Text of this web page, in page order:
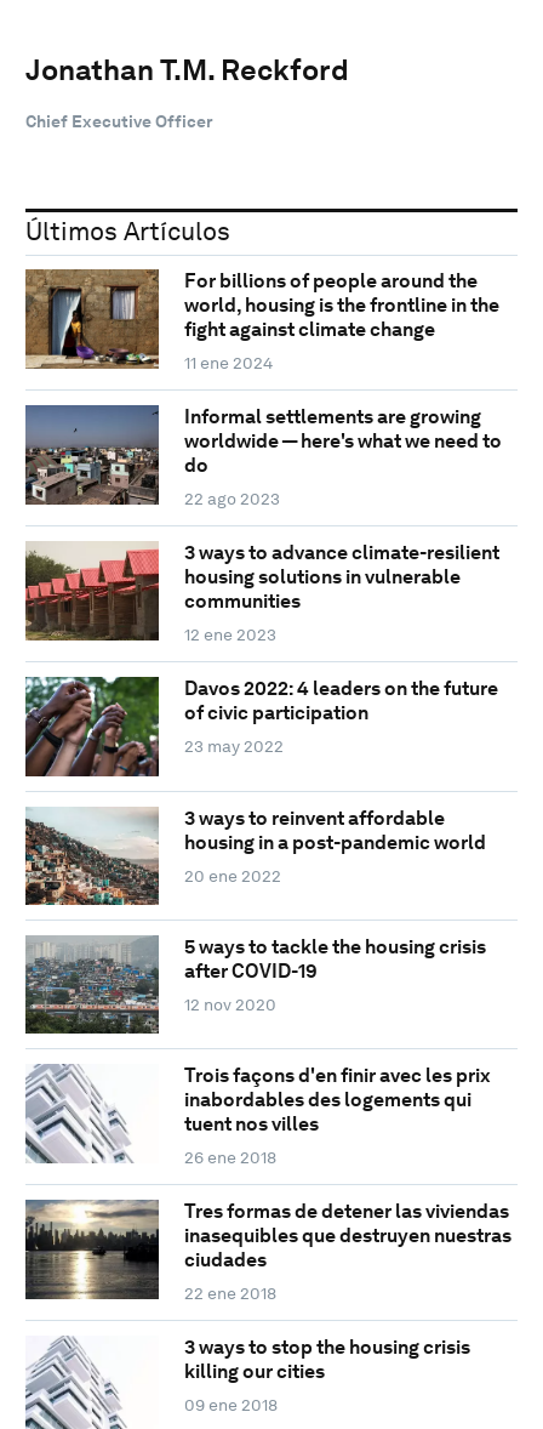
Jonathan T.M. Reckford
Chief Executive Officer
Últimos Artículos
For billions of people around the
world, housing is the frontline in the
fight against climate change
11 ene 2024
Informal settlements are growing
worldwide — here's what we need to
do
22 ago 2023
3 ways to advance climate-resilient
housing solutions in vulnerable
communities
12 ene 2023
Davos 2022: 4 leaders on the future
of civic participation
23 may 2022
3 ways to reinvent affordable
housing in a post-pandemic world
20 ene 2022
5 ways to tackle the housing crisis
after COVID-19
12 nov 2020
Trois façons d'en finir avec les prix
inabordables des logements qui
tuent nos villes
26 ene 2018
Tres formas de detener las viviendas
inasequibles que destruyen nuestras
ciudades
22 ene 2018
3 ways to stop the housing crisis
killing our cities
09 ene 2018